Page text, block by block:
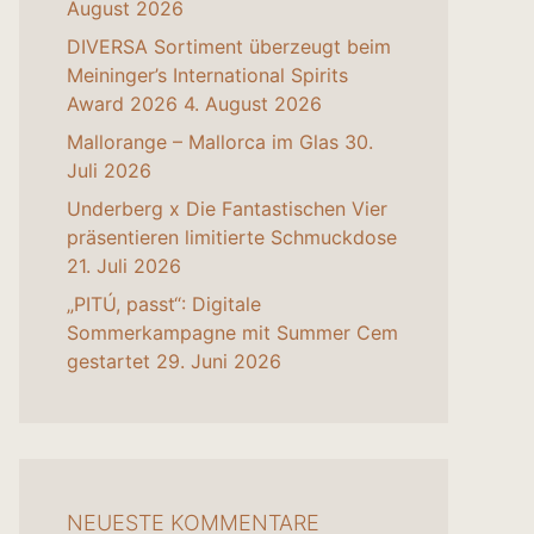
August 2026
DIVERSA Sortiment überzeugt beim
Meininger’s International Spirits
Award 2026 4. August 2026
Mallorange – Mallorca im Glas 30.
Juli 2026
Underberg x Die Fantastischen Vier
präsentieren limitierte Schmuckdose
21. Juli 2026
„PITÚ, passt“: Digitale
Sommerkampagne mit Summer Cem
gestartet 29. Juni 2026
NEUESTE KOMMENTARE